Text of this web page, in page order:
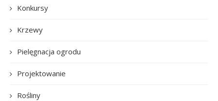
Konkursy
Krzewy
Pielęgnacja ogrodu
Projektowanie
Rośliny